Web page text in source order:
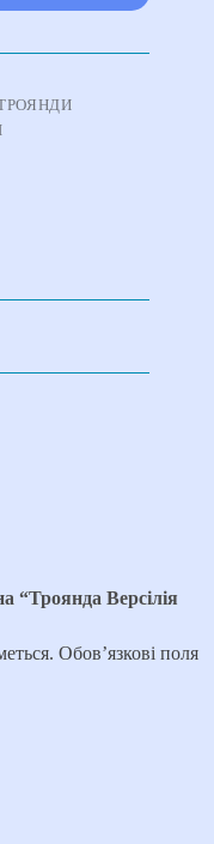
“Троянда Версілія
Обов’язкові поля